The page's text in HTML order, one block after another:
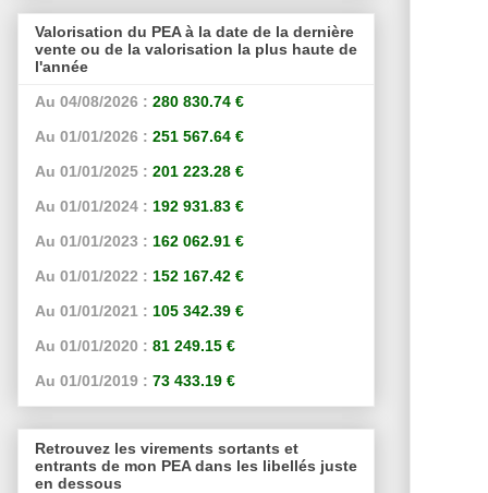
Valorisation du PEA à la date de la dernière
vente ou de la valorisation la plus haute de
l'année
Au 04/08/2026 : 280 830.74 €
Au 01/01/2026 : 251 567.64 €
Au 01/01/2025 : 201 223.28 €
Au 01/01/2024 : 192 931.83 €
Au 01/01/2023 : 162 062.91 €
Au 01/01/2022 : 152 167.42 €
Au 01/01/2021 : 105 342.39 €
Au 01/01/2020 : 81 249.15 €
Au 01/01/2019 : 73 433.19 €
Retrouvez les virements sortants et
entrants de mon PEA dans les libellés juste
en dessous